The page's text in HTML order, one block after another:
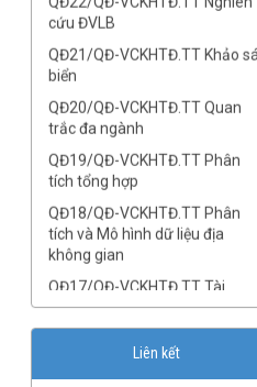
QĐ21/QĐ-VCKHTĐ.TT Khảo sát
biển
QĐ20/QĐ-VCKHTĐ.TT Quan
trắc đa ngành
QĐ19/QĐ-VCKHTĐ.TT Phân
tích tổng hợp
QĐ18/QĐ-VCKHTĐ.TT Phân
tích và Mô hình dữ liệu địa
không gian
QĐ17/QĐ-VCKHTĐ.TT Tài
nguyên nước
QĐ16/QĐ-VCKHTĐ.Phòng
QĐ15/QĐ-VCKHTĐ.Phòng Địa
Liên kết